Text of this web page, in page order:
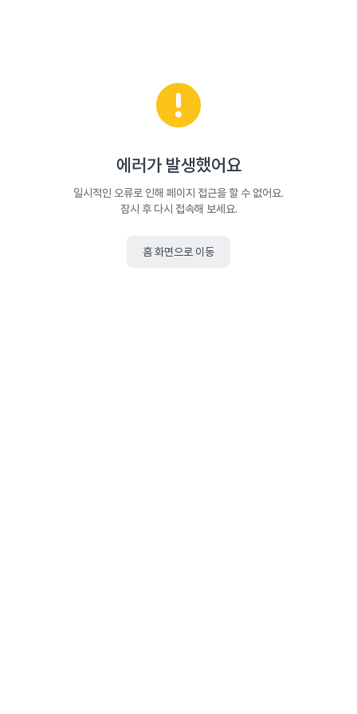
에러가 발생했어요
일시적인 오류로 인해 페이지 접근을 할 수 없어요.
잠시 후 다시 접속해 보세요.
홈 화면으로 이동